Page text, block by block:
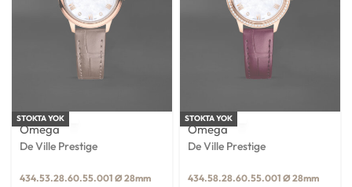
STOKTA YOK
Omega
De Ville Prestige
434.53.28.60.55.001 Ø 28mm
STOKTA YOK
Omega
De Ville Prestige
434.58.28.60.55.001 Ø 28mm